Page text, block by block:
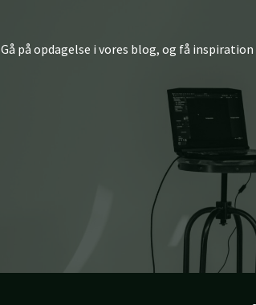
Gå på opdagelse i vores blog, og få